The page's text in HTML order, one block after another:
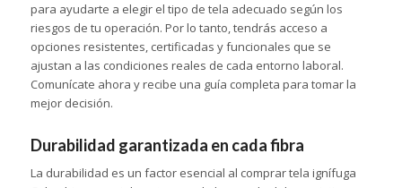
para ayudarte a elegir el tipo de tela adecuado según los
riesgos de tu operación. Por lo tanto, tendrás acceso a
opciones resistentes, certificadas y funcionales que se
ajustan a las condiciones reales de cada entorno laboral.
Comunícate ahora y recibe una guía completa para tomar la
mejor decisión.
Durabilidad garantizada en cada fibra
La durabilidad es un factor esencial al comprar tela ignífuga